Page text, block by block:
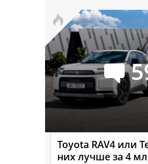
Toyota RAV4 или
них лучше за 4